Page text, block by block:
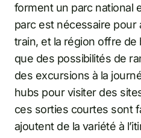
forment un parc national
parc est nécessaire pour
train, et la région offre de
que des possibilités de
des excursions à la
hubs pour visiter des
ces sorties courtes sont
ajoutent de la variété à